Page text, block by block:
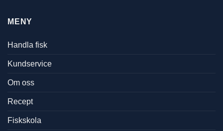
MENY
Handla fisk
Kundservice
Om oss
Recept
Fiskskola